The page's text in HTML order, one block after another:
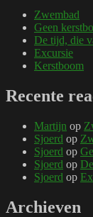
Zwembad
Geen
De tijd, die
Excursie
Kerstboom
Recente
Martijn op
Sjoerd op
Sjoerd op
Sjoerd op
Sjoerd op
Archieven